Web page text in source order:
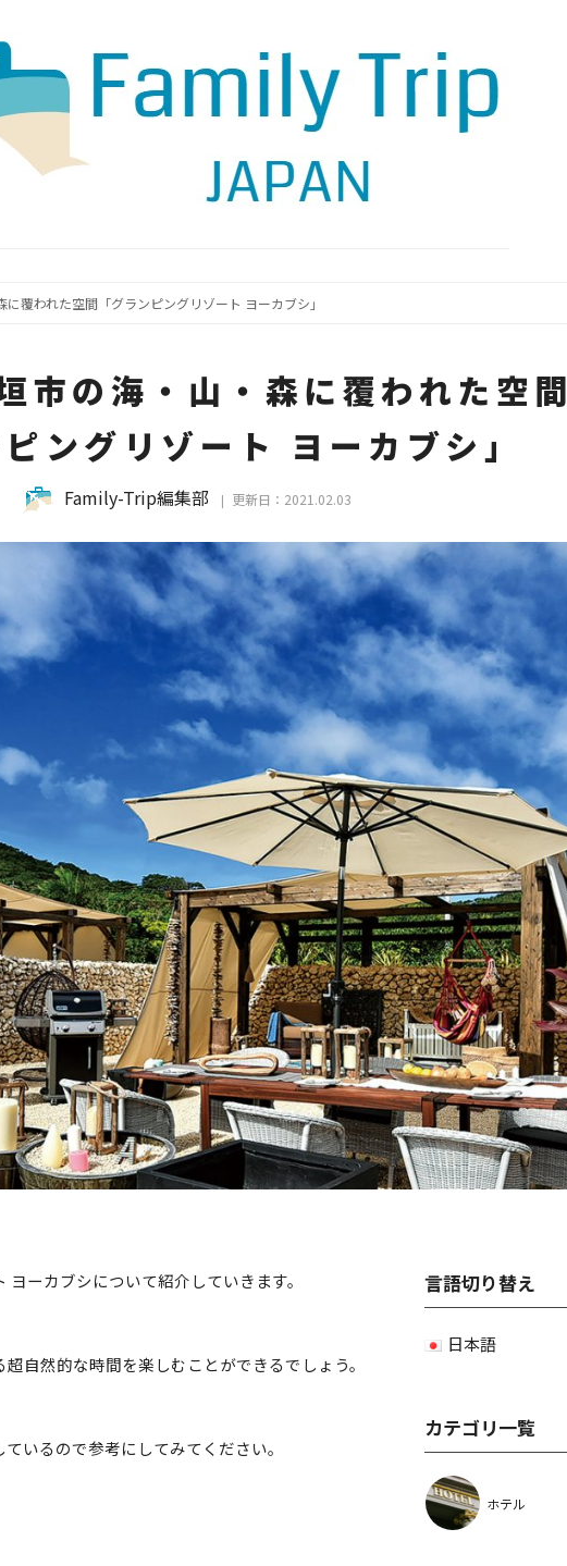
覆われた空間「グランピングリゾート ヨーカブシ」
市の海・山・森に覆われた空間
ピングリゾート ヨーカブシ」
Family-Trip編集部 更新日：2021.02.03
ーカブシについて紹介していきます。
自然的な時間を楽しむことができるでしょう。
いるので参考にしてみてください。
言語切り替え
日本語
カテゴリ一覧
ホテル